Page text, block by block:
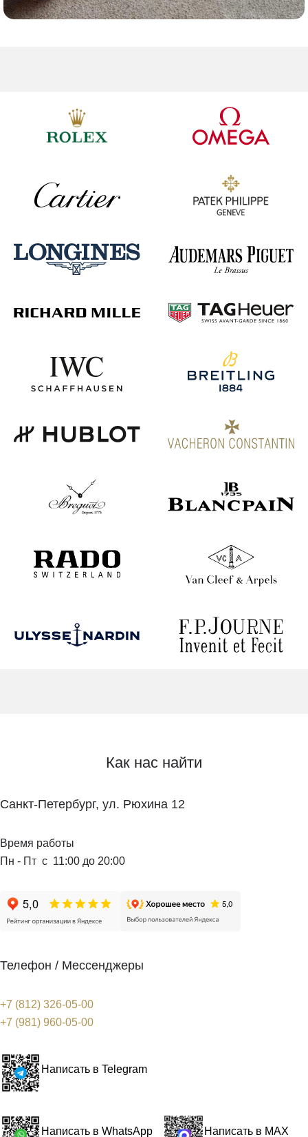
Как нас найти
Телефон / Мессенджеры
+7 (812) 326-05-00
+7 (981) 960-05-00
Написать в Telegram
Написать в WhatsApp Написать в MAX
Санкт-Петербург, ул. Рюхина 12
Время работы
Пн - Пт с 11:00 до 20:00